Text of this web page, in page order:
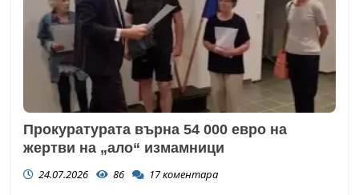
Прокуратурата върна 54 000 евро на
жертви на „ало“ измамници
24.07.2026 86 17коментара